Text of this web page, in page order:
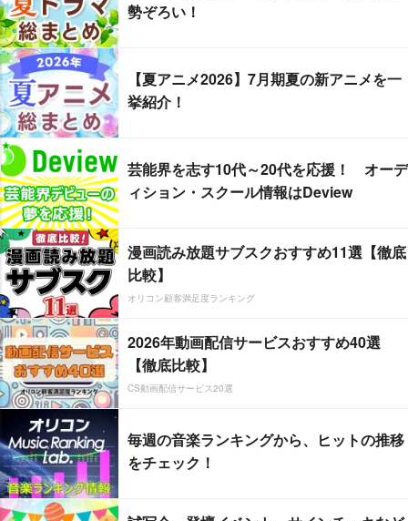
勢ぞろい！
【夏アニメ2026】7月期夏の新アニメを一
挙紹介！
芸能界を志す10代～20代を応援！ オーデ
ィション・スクール情報はDeview
漫画読み放題サブスクおすすめ11選【徹底
比較】
オリコン顧客満足度ランキング
2026年動画配信サービスおすすめ40選
【徹底比較】
CS動画配信サービス20選
毎週の音楽ランキングから、ヒットの推移
をチェック！